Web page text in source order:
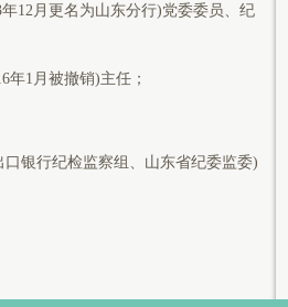
12月更名为山东分行)党委委员、纪
1月被撤销)主任；
银行纪检监察组、山东省纪委监委)